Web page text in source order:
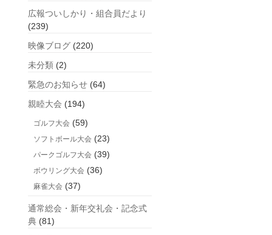
広報ついしかり・組合員だより
(239)
映像ブログ (220)
未分類 (2)
緊急のお知らせ (64)
親睦大会 (194)
ゴルフ大会 (59)
ソフトボール大会 (23)
パークゴルフ大会 (39)
ボウリング大会 (36)
麻雀大会 (37)
通常総会・新年交礼会・記念式
典 (81)